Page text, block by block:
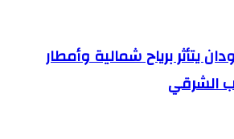
يتأثر برياح شمالية وأمطار
الشرقي